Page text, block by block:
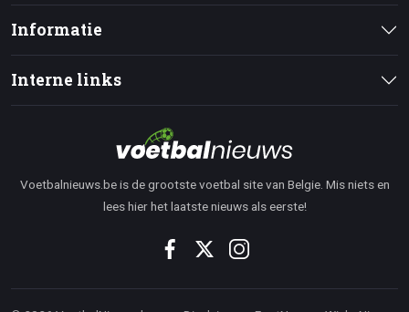
Informatie
Interne links
Voetbalnieuws.be is de grootste voetbal site van Belgie. Mis niets en
lees hier het laatste nieuws als eerste!